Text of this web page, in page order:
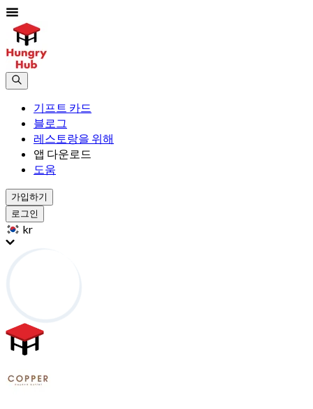
기프트 카드
블로그
레스토랑을 위해
앱 다운로드
도움
가입하기
로그인
kr